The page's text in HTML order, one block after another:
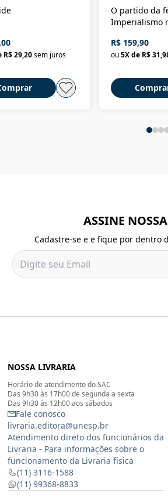
R$ 29,20sem juros
O partido da
Imperialismo
Brasil
R$ 159,90
ou5X de R$
ASSINE
Cadastre-se e e fique por dentro
NOSSA LIVRARIA
Horário de atendimento do SAC
Das 9h30 às 17h00 de segunda a sexta
Das 9h30 às 12h00 aos sábados
Fale conosco
livraria.editora@unesp.br
Atendimento direto dos funcionários da
Livraria - Para informações sobre o
funcionamento da Livraria física
(11) 3116-1588
(11) 99368-8833